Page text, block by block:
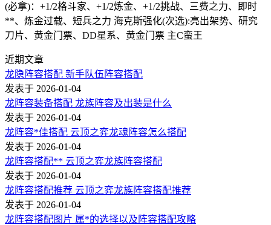
(必拿)：+1/2格斗家、+1/2炼金、+1/2挑战、三费之力、即时
**、炼金过载、短兵之力 海克斯强化(次选):亮出架势、研究
刀片、黄金门票、DD星系、黄金门票 主C蛮王
近期文章
龙隐阵容搭配 新手队伍阵容搭配
发表于 2026-01-04
龙阵容装备搭配 龙族阵容及出装是什么
发表于 2026-01-04
龙阵容*佳搭配 云顶之弈龙魂阵容怎么搭配
发表于 2026-01-04
龙阵容搭配** 云顶之弈龙族阵容搭配
发表于 2026-01-04
龙阵容搭配推荐 云顶之弈龙族阵容搭配推荐
发表于 2026-01-04
龙阵容搭配图片 属*的选择以及阵容搭配攻略